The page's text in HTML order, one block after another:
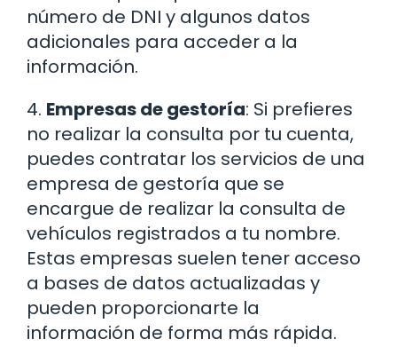
número de DNI y algunos datos
adicionales para acceder a la
información.
4. Empresas de gestoría: Si prefieres
no realizar la consulta por tu cuenta,
puedes contratar los servicios de una
empresa de gestoría que se
encargue de realizar la consulta de
vehículos registrados a tu nombre.
Estas empresas suelen tener acceso
a bases de datos actualizadas y
pueden proporcionarte la
información de forma más rápida.